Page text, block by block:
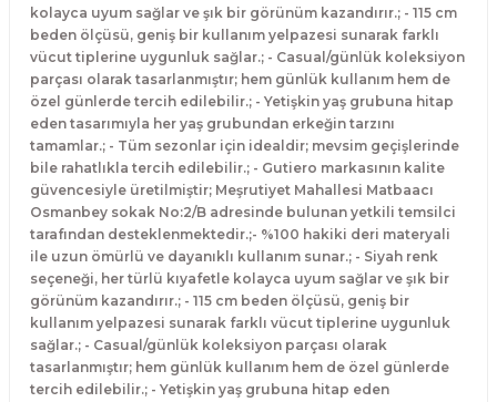
kolayca uyum sağlar ve şık bir görünüm kazandırır.; - 115 cm
beden ölçüsü, geniş bir kullanım yelpazesi sunarak farklı
vücut tiplerine uygunluk sağlar.; - Casual/günlük koleksiyon
parçası olarak tasarlanmıştır; hem günlük kullanım hem de
özel günlerde tercih edilebilir.; - Yetişkin yaş grubuna hitap
eden tasarımıyla her yaş grubundan erkeğin tarzını
tamamlar.; - Tüm sezonlar için idealdir; mevsim geçişlerinde
bile rahatlıkla tercih edilebilir.; - Gutiero markasının kalite
güvencesiyle üretilmiştir; Meşrutiyet Mahallesi Matbaacı
Osmanbey sokak No:2/B adresinde bulunan yetkili temsilci
tarafından desteklenmektedir.;- %100 hakiki deri materyali
ile uzun ömürlü ve dayanıklı kullanım sunar.; - Siyah renk
seçeneği, her türlü kıyafetle kolayca uyum sağlar ve şık bir
görünüm kazandırır.; - 115 cm beden ölçüsü, geniş bir
kullanım yelpazesi sunarak farklı vücut tiplerine uygunluk
sağlar.; - Casual/günlük koleksiyon parçası olarak
tasarlanmıştır; hem günlük kullanım hem de özel günlerde
tercih edilebilir.; - Yetişkin yaş grubuna hitap eden